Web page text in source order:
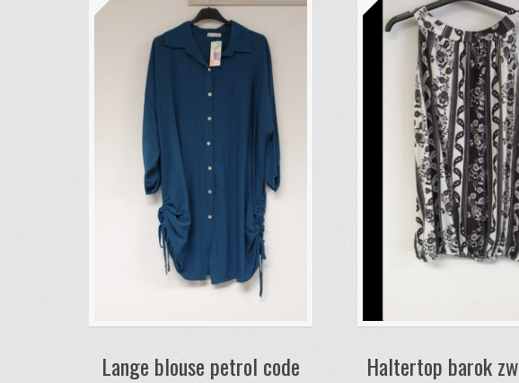
Lange blouse petrol code
Haltertop barok